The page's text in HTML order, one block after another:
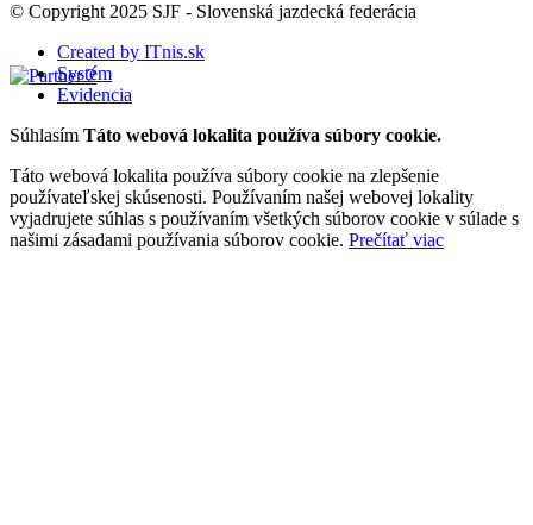
© Copyright 2025 SJF - Slovenská jazdecká federácia
Created by ITnis.sk
Systém
Evidencia
Súhlasím Táto webová lokalita používa súbory cookie.
Táto webová lokalita používa súbory cookie na zlepšenie
používateľskej skúsenosti. Používaním našej webovej lokality
vyjadrujete súhlas s používaním všetkých súborov cookie v súlade s
našimi zásadami používania súborov cookie. Prečítať viac